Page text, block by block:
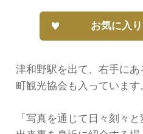
津和野駅を出て、右手に
町観光協会も入っています
「写真を通じて日々刻々
お気に入